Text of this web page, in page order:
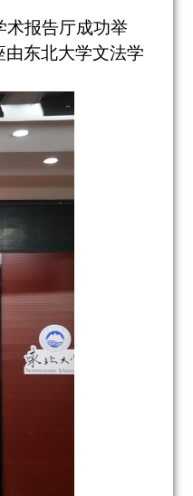
术报告厅成功举
东北大学文法学